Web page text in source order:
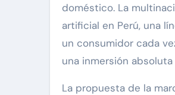
doméstico. La
artificial en Perú, una
un consumidor cada
una inmersión
La propuesta de la